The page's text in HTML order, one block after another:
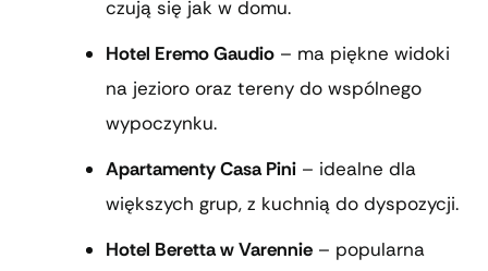
czują się jak w domu.
Hotel Eremo Gaudio – ma piękne widoki
na jezioro oraz tereny do wspólnego
wypoczynku.
Apartamenty Casa Pini – idealne dla
większych grup, z kuchnią do dyspozycji.
Hotel Beretta w Varennie – popularna